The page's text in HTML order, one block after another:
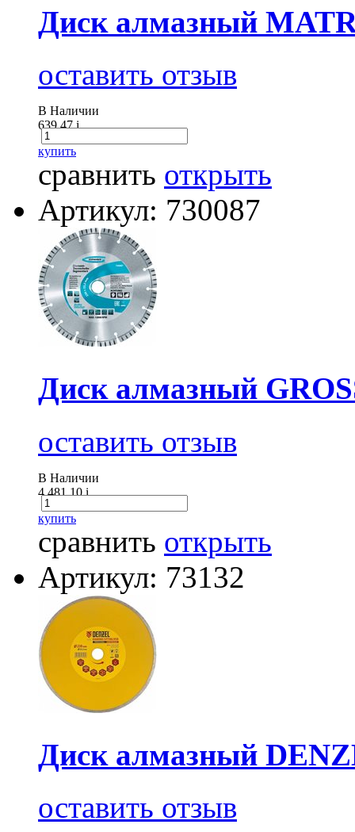
Диск алмазный
оставить отзыв
В Наличии
639.47i
купить
сравнить открыть
Артикул: 730087
Диск алмазный
оставить отзыв
В Наличии
4 481.10i
купить
сравнить открыть
Артикул: 73132
Диск алмазный
оставить отзыв